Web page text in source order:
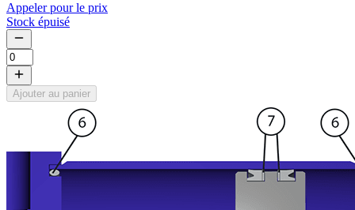
Appeler pour le prix
Stock épuisé
Ajouter au panier